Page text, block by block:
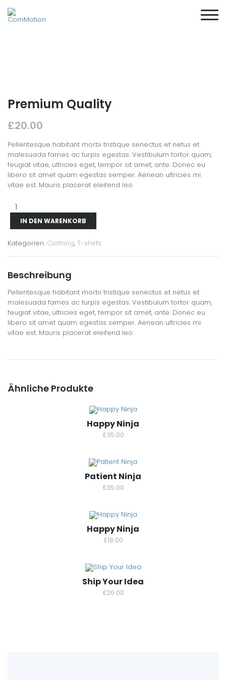
Premium Quality
£20.00
Pellentesque habitant morbi tristique senectus et netus et
malesuada fames ac turpis egestas. Vestibulum tortor quam,
feugiat vitae, ultricies eget, tempor sit amet, ante. Donec eu
libero sit amet quam egestas semper. Aenean ultricies mi
vitae est. Mauris placerat eleifend leo.
Premium
Quality
MengeIN DEN WARENKORB
Kategorien: Clothing, T-shirts
Beschreibung
Pellentesque habitant morbi tristique senectus et netus et
malesuada fames ac turpis egestas. Vestibulum tortor quam,
feugiat vitae, ultricies eget, tempor sit amet, ante. Donec eu
libero sit amet quam egestas semper. Aenean ultricies mi
vitae est. Mauris placerat eleifend leo.
Ähnliche Produkte
Happy Ninja
£35.00
Patient Ninja
£35.00
Happy Ninja
£18.00
Ship Your Idea
£20.00